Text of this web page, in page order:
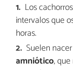
Los cachorros
intervalos que
horas.
Suelen
amniótico,